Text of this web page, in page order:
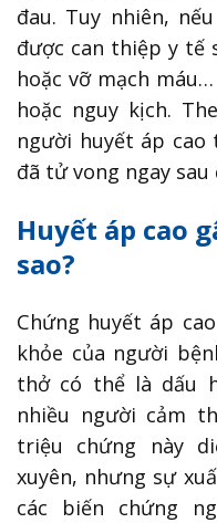
đau. Tuy nhiên,
được can thiệp y tế
hoặc vỡ mạch
hoặc nguy kịch.
người huyết áp
đã tử vong ngay sau
Huyết áp cao
sao?
Chứng huyết áp
khỏe của người
thở có thể là dấu
nhiều người cảm
triệu chứng này
xuyên, nhưng sự
các biến chứng